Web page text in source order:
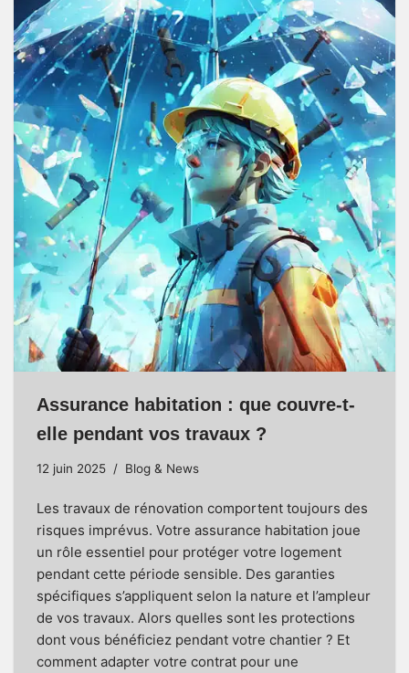
Assurance habitation : que couvre-t-
elle pendant vos travaux ?
12 juin 2025 Blog & News
Les travaux de rénovation comportent toujours des
risques imprévus. Votre assurance habitation joue
un rôle essentiel pour protéger votre logement
pendant cette période sensible. Des garanties
spécifiques s’appliquent selon la nature et l’ampleur
de vos travaux. Alors quelles sont les protections
dont vous bénéficiez pendant votre chantier ? Et
comment adapter votre contrat pour une